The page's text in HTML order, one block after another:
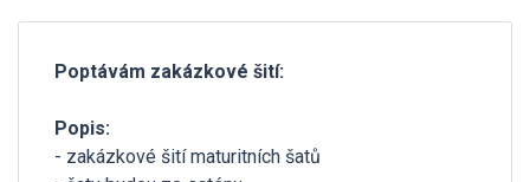
Poptávám zakázkové šití:
Popis:
- zakázkové šití maturitních šatů